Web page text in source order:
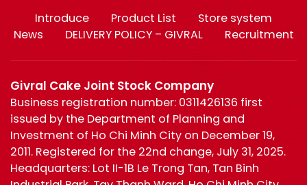
Introduce Product List
Store system
News
DELIVERY POLICY – GIVRAL Recruitment
Givral Cake Joint Stock Company
Business registration number: 0311426136 first
issued by the Department of Planning and
Investment of Ho Chi Minh City on December 19,
2011. Registered for the 22nd change, July 31, 2025.
Headquarters: Lot II-1B Le Trong Tan, Tan Binh